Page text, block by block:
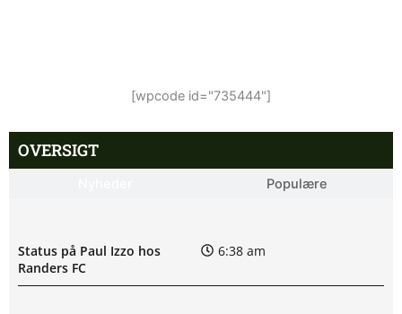
[wpcode id="735444"]
OVERSIGT
Populære
Status på Paul Izzo hos
Randers FC
6:38 am